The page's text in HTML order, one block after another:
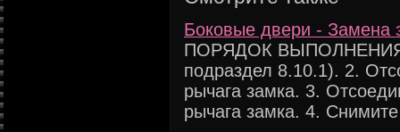
Боковые двери - Замена
ПОРЯДОК ВЫПОЛНЕНИЯ
подраздел 8.10.1). 2.
рычага замка. 3.
рычага замка. 4.